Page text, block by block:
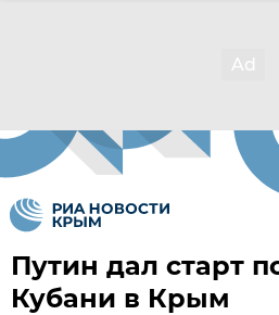
Путин дал старт
Кубани в Крым